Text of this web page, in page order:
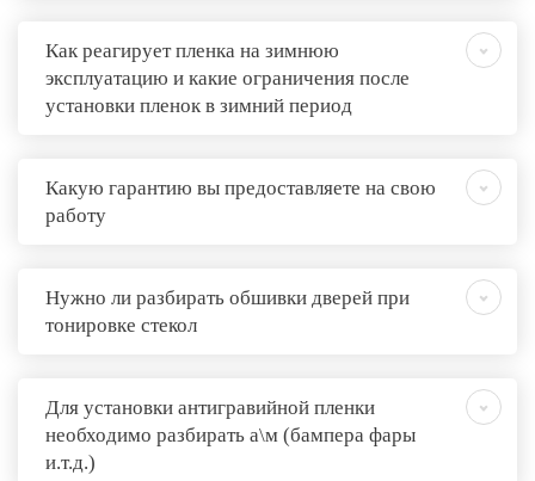
Как реагирует пленка на зимнюю
эксплуатацию и какие ограничения после
установки пленок в зимний период
Какую гарантию вы предоставляете на свою
работу
Нужно ли разбирать обшивки дверей при
тонировке стекол
Для установки антигравийной пленки
необходимо разбирать а\м (бампера фары
и.т.д.)